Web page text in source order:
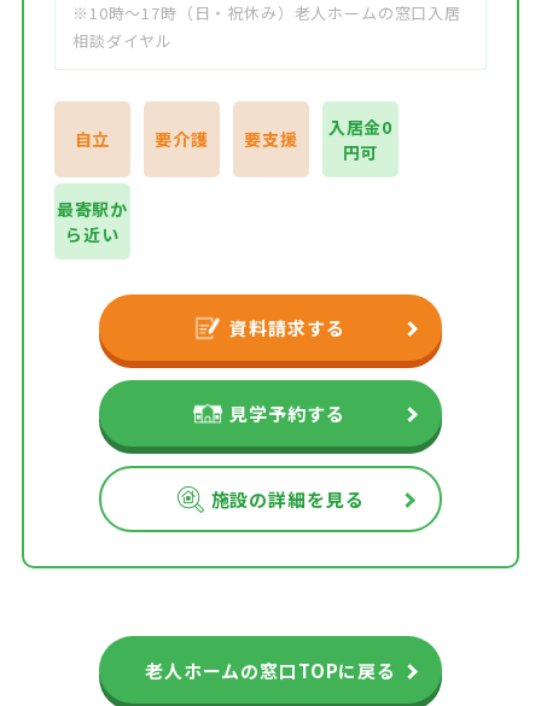
※10時～17時（日・祝休み）老人ホームの窓口入居
相談ダイヤル
自立 要介護 要支援
入居金0
円可
最寄駅か
ら近い
資料請求する
見学予約する
施設の詳細を見る
老人ホームの窓口TOPに戻る